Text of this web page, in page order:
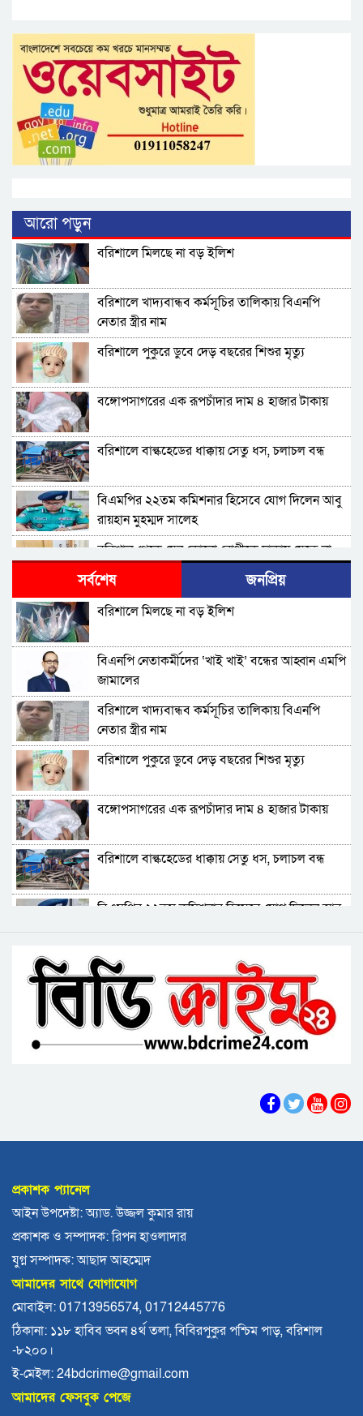
আরো পড়ুন
বরিশালে মিলছে না বড় ইলিশ
বরিশালে খাদ্যবান্ধব কর্মসূচির তালিকায় বিএনপি
নেতার স্ত্রীর নাম
বরিশালে পুকুরে ডুবে দেড় বছরের শিশুর মৃত্যু
বঙ্গোপসাগরের এক রূপচাঁদার দাম ৪ হাজার টাকায়
বরিশালে বাল্কহেডের ধাক্কায় সেতু ধস, চলাচল বন্ধ
বিএমপির ২২তম কমিশনার হিসেবে যোগ দিলেন আবু
রায়হান মুহম্মদ সালেহ
বরিশাল থেকে যেন কোনো রোগীকে ঢাকায় যেতে না
হয়: ড. জিয়াউদ্দিন
বরিশালে রাস্তার পাশ থেকে ৯ বস্তা সরকারি কম্বল
উদ্ধার
ববি শিক্ষককে সাময়িক বরখাস্ত
কুয়াকাটায় জেলের জালে ধরা পড়লো দৃষ্টিনন্দন লাল
কোট ফিস
বরিশালে বকেয়া বেতনসহ, আট দফা দাবিতে
শ্রমিকদের সড়ক অবরোধ
বরিশালে ৬৪৭ কোটি টাকার বাজেট, স্মার্ট নগর গড়ার
অঙ্গীকার
আমতলীতে গৃহবধূকে শ্বসরোধে হত্যার অভিযোগ
বিএম কলে‌জ হো‌স্টেলঃ ছাত্রাবা‌সের ছাদের পলেস্তারা
উদ্ধার
সর্বশেষ জনপ্রিয়
বরিশালে মিলছে না বড় ইলিশ
বিএনপি নেতাকর্মীদের ‘খাই খাই’ বন্ধের আহ্বান এমপি
জামালের
বরিশালে খাদ্যবান্ধব কর্মসূচির তালিকায় বিএনপি
নেতার স্ত্রীর নাম
বরিশালে পুকুরে ডুবে দেড় বছরের শিশুর মৃত্যু
বঙ্গোপসাগরের এক রূপচাঁদার দাম ৪ হাজার টাকায়
বরিশালে বাল্কহেডের ধাক্কায় সেতু ধস, চলাচল বন্ধ
বিএমপির ২২তম কমিশনার হিসেবে যোগ দিলেন আবু
বরিশাল থেকে যেন কোনো রোগীকে ঢাকায় যেতে না
হয়: ড. জিয়াউদ্দিন
পটুয়াখালীতে কুকুরকে পিটিয়ে হত্যা, আসামীকে ২০
হাজার টাকা জরিমানা
ভোলায় পঞ্চম শ্রেণির ছাত্রীকে সংঘবদ্ধ ধর্ষণের
লোডশেডিংয়ে বিপর্যস্ত কুয়াকাটা, মুখ থুবড়ে পড়ছে
পর্যটন ব্যবসা
বরগুনায় মৃত ভেবে মিলাদ, ১৭ বছর পর বাড়ি ফিরলেন
আলমগীর
ববি শিক্ষককে সাময়িক বরখাস্ত
আসামি গ্রেপ্তার
ঝালকাঠি নতুন কার্পেটিং সড়ক কেটে কালভার্ট নির্মাণ
প্রকাশক প্যানেল
আইন উপদেষ্টা: অ্যাড. উজ্জল কুমার রায়
প্রকাশক ও সম্পাদক: রিপন হাওলাদার
যুগ্ন সম্পাদক: আছাদ আহম্মেদ
আমাদের সাথে যোগাযোগ
মোবাইল: 01713956574, 01712445776
ঠিকানা: ১১৮ হাবিব ভবন ৪র্থ তলা, বিবিরপুকুর পশ্চিম পাড়, বরিশাল
-৮২০০।
ই-মেইল: 24bdcrime@gmail.com
আমাদের ফেসবুক পেজে